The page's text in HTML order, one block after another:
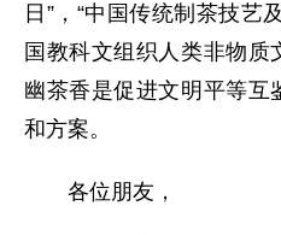
日”，“中国传统制茶技艺
国教科文组织人类非物质
幽茶香是促进文明平等互
和方案。
各位朋友，